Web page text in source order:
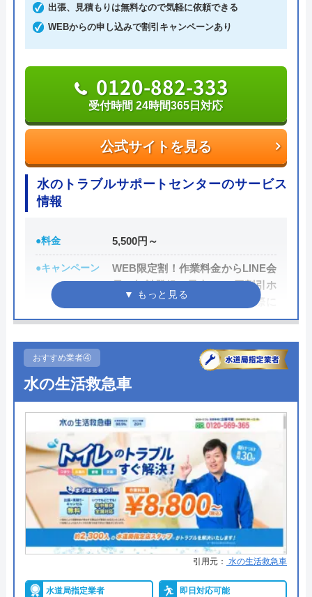
費用がかからないかなり信頼できる業者です。
ため技術力はもちろん接客もよく、トイレや排水
管、給湯器や蛇口の修理交換まで水回りのことなら
何でも相談できます。
電話で「ホームページを見た」と伝えるだけで3,000
円割引なので、相談する際は電話で相談し、忘れず
に伝えるようにしましょう。
ないので、相見積もりの際は必ず相談しておきたい
イースマイルの詳細ページはこちら
公式サイトを見る
まずは電話相談！
0120-091-026
イースマイルの基本情報
運営会社 株式会社イースマイル
島村禮孝
創業・設立 1992年6月1日創立
所在地
〒542-0066
大阪府大阪市中央区瓦屋町3丁目7-3 イ
ースマイルビル
出張、見積もりは無料なので気軽に依頼できる
WEBからの申し込みで割引キャンペーンあり
公式サイトを見る
0120-882-333
受付時間 24時間365日対応
水のトラブルサポートセンターのサービス
情報
●料金 5,500円～
●キャンペーン
WEB限定割！作業料金からLINE会
員に無料登録で最大3,000円割引ホ
ームページを見たとお電話の際に
伝えて頂いた方は、作業料金から
●駆けつけ時間
●受付時間 24時間
●定休日 年中無休
●出張見積もり 出張見積もり無料
●支払い方法
現金、クレジットカード、コンビ
ニ後払い、QRコード決済
●累計実績 累計対応件数100万件以上
●保証・保険
PL保険加入1年～5年の無料保証制
度クーリング・オフ制度
詳細は公式HPでご確認ください
おすすめ業者④
水の生活救急車
引用元： 水の生活救急車
水道局指定業者 即日対応可能